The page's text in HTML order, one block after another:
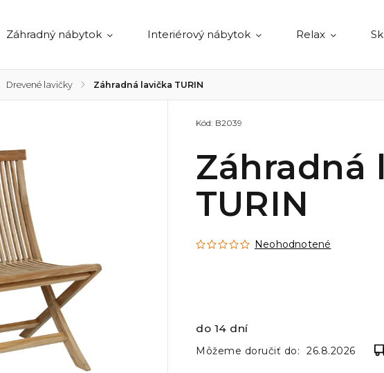
Záhradný nábytok Interiérový nábytok Relax
Drevené lavičky / Záhradná lavička TURIN
Záhradná
TURIN
Kód: B2039
Neohodnotené
do 14 dní
Môžeme doručiť do: 26.8.2026